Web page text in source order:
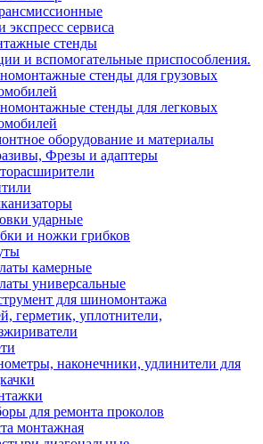
экспресс сервиса
стенды
и вспомогательные приспособления.
стенды для грузовых
стенды для легковых
оборудование и материалы
Фрезы и адаптеры
ударные
и ножки грибков
камерные
универсальные
для шиномонтажа
герметик, уплотнители,
наконечники, удлинители для
для ремонта проколов
монтажная